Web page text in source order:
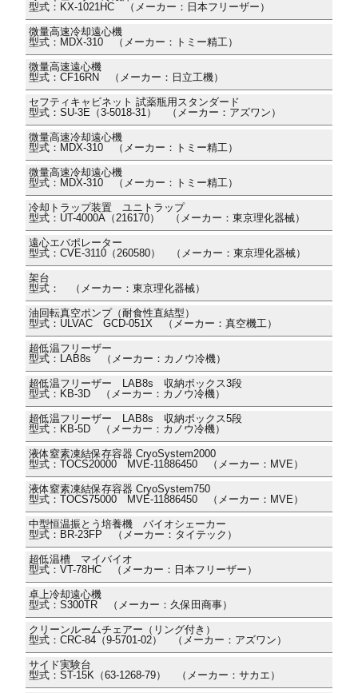
型式：KX-1021HC （メーカー：日本フリーザー）
微量高速冷却遠心機
型式：MDX-310 （メーカー：トミー精工）
微量高速遠心機
型式：CF16RN （メーカー：日立工機）
セフティキャビネット 試薬瓶用スタンダード
型式：SU-3E（3-5018-31） （メーカー：アズワン）
微量高速冷却遠心機
型式：MDX-310 （メーカー：トミー精工）
微量高速冷却遠心機
型式：MDX-310 （メーカー：トミー精工）
冷却トラップ装置 ユニトラップ
型式：UT-4000A（216170） （メーカー：東京理化器械）
遠心エバポレーター
型式：CVE-3110（260580） （メーカー：東京理化器械）
架台
型式： （メーカー：東京理化器械）
油回転真空ポンプ（耐食性直結型）
型式：ULVAC GCD-051X （メーカー：真空機工）
超低温フリーザー
型式：LAB8s （メーカー：カノウ冷機）
超低温フリーザー LAB8s 収納ボックス3段
型式：KB-3D （メーカー：カノウ冷機）
超低温フリーザー LAB8s 収納ボックス5段
型式：KB-5D （メーカー：カノウ冷機）
液体窒素凍結保存容器 CryoSystem2000
型式：TOCS20000 MVE-11886450 （メーカー：MVE）
液体窒素凍結保存容器 CryoSystem750
型式：TOCS75000 MVE-11886450 （メーカー：MVE）
中型恒温振とう培養機 バイオシェーカー
型式：BR-23FP （メーカー：タイテック）
超低温槽 マイバイオ
型式：VT-78HC （メーカー：日本フリーザー）
卓上冷却遠心機
型式：S300TR （メーカー：久保田商事）
クリーンルームチェアー（リング付き）
型式：CRC-84（9-5701-02） （メーカー：アズワン）
サイド実験台
型式：ST-15K（63-1268-79） （メーカー：サカエ）